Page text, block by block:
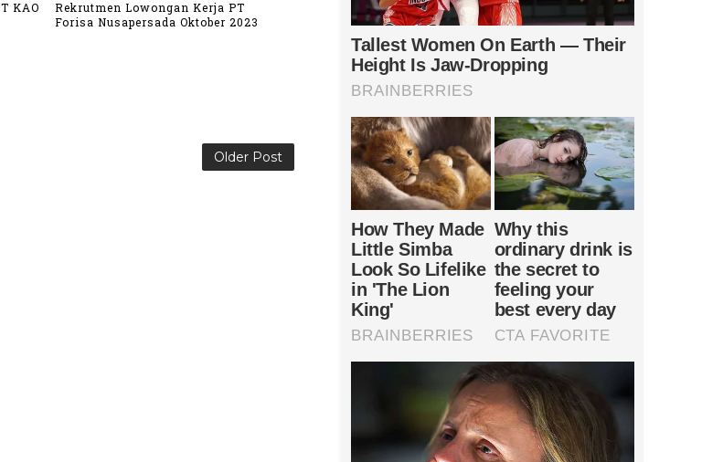
KAO
Rekrutmen Lowongan Kerja PT
Forisa Nusapersada Oktober 2023
Older Post